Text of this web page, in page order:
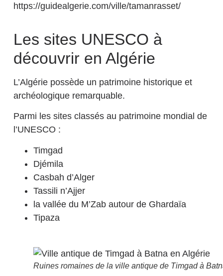
https://guidealgerie.com/ville/tamanrasset/
Les sites UNESCO à
découvrir en Algérie
L’Algérie possède un patrimoine historique et
archéologique remarquable.
Parmi les sites classés au patrimoine mondial de
l’UNESCO :
Timgad
Djémila
Casbah d’Alger
Tassili n’Ajjer
la vallée du M’Zab autour de Ghardaïa
Tipaza
Ruines romaines de la ville antique de Timgad à